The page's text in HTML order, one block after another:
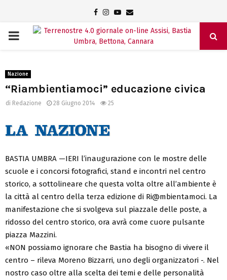
Facebook
Instagram
Youtube
Email
PRIMARY
Nazione
“Riambientiamoci” educazione civica
di Redazione 28 Giugno 2014 25
BASTIA UMBRA —IERI l’inaugurazione con le mostre delle
scuole e i concorsi fotografici, stand e incontri nel centro
storico, a sottolineare che questa volta oltre all’ambiente è
la città al centro della terza edizione di Ri@mbientamoci. La
manifestazione che si svolgeva sul piazzale delle poste, a
ridosso del centro storico, ora avrà come cuore pulsante
piazza Mazzini.
«NON possiamo ignorare che Bastia ha bisogno di vivere il
centro – rileva Moreno Bizzarri, uno degli organizzatori -. Nel
nostro caso oltre alla scelta dei temi e delle personalità